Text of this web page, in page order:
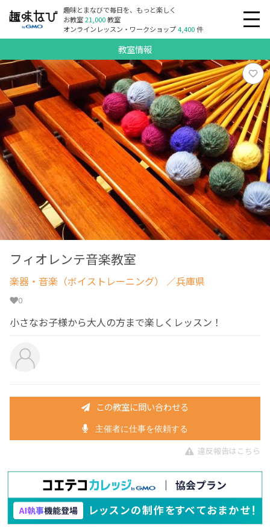
趣味とまなびで毎日を、もっと楽しく
お教室21,000教室
オンラインレッスン・ワークショップ4,400件
教室情報
フィオレンテ音楽教室
楽器・音楽（ボイストレーニング） ／兵庫県
0
小さなお子様から大人の方まで楽しくレッスン！
この教室に問い合わせる
主催者に仕事を依頼する
違反報告はこちら